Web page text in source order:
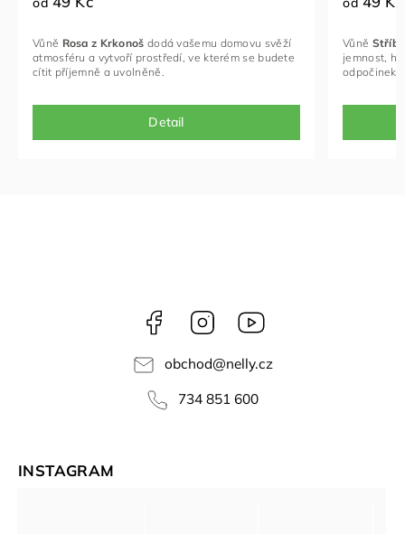
domovu svěží
se budete
VůněStříbrný měsícpřinese do vašeho domova
jemnost, harmonii a příjemnou atmosféru pro
odpočinek i běžný den.
Facebook Instagram
obchod@nelly.cz
734 851 600
INSTAGRAM